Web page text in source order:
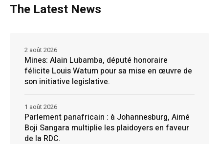
The Latest News
Mines: Alain Lubamba, député honoraire
félicite Louis Watum pour sa mise en œuvre de
son initiative legislative.
2 août 2026
Parlement panafricain : à Johannesburg, Aimé
Boji Sangara multiplie les plaidoyers en faveur
de la RDC.
1 août 2026